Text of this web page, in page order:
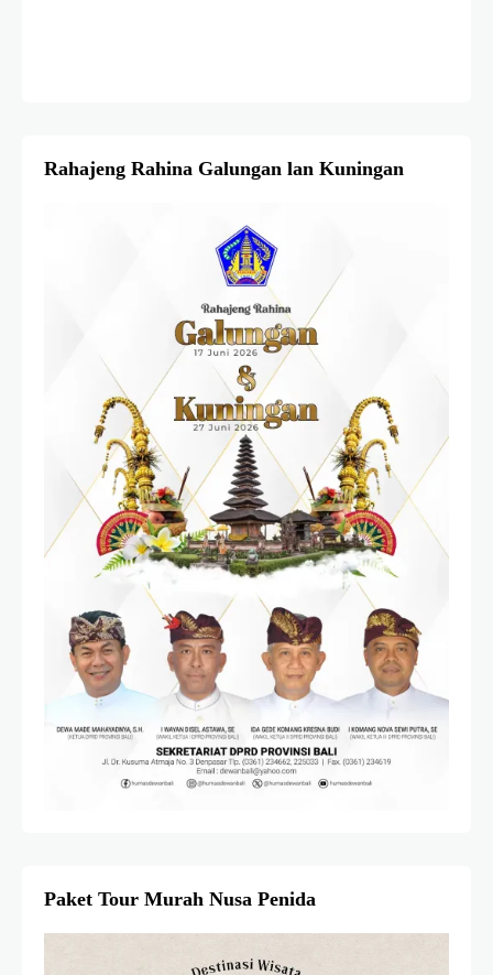
Rahajeng Rahina Galungan lan Kuningan
Paket Tour Murah Nusa Penida